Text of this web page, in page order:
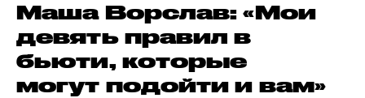
Маша Ворслав: «Мои
девять правил в
бьюти, которые
могут подойти и вам»